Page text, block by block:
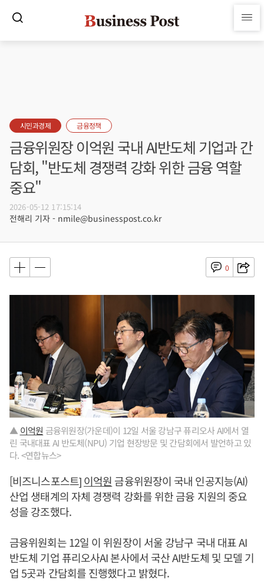
시민과경제 금융정책
금융위원장 이억원 국내 AI반도체 기업과 간
담회, "반도체 경쟁력 강화 위한 금융 역할
중요"
2026-05-12 17:15:14
전해리 기자 - nmile@businesspost.co.kr
0
▲ 이억원 금융위원장(가운데)이 12일 서울 강남구 퓨리오사 AI에서 열
린 국내대표 AI 반도체(NPU) 기업 현장방문 및 간담회에서 발언하고 있
다. <연합뉴스>
[비즈니스포스트]이억원 금융위원장이 국내 인공지능(AI)
산업 생태계의 자체 경쟁력 강화를 위한 금융 지원의 중요
성을 강조했다.
금융위원회는 12일 이 위원장이 서울 강남구 국내 대표 AI
반도체 기업 퓨리오사AI 본사에서 국산 AI반도체 및 모델 기
업 5곳과 간담회를 진행했다고 밝혔다.